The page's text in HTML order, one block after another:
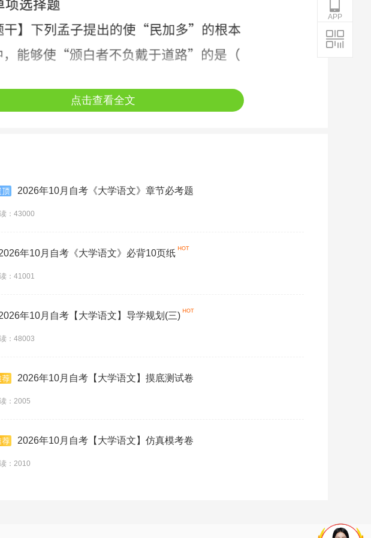
点击查看全文
2026年10月自考《大学语文》章节必考题
：43000
年10月自考《大学语文》必背10页纸
：41001
年10月自考【大学语文】导学规划(三)
：48003
2026年10月自考【大学语文】摸底测试卷
：2005
2026年10月自考【大学语文】仿真模考卷
：2010
APP